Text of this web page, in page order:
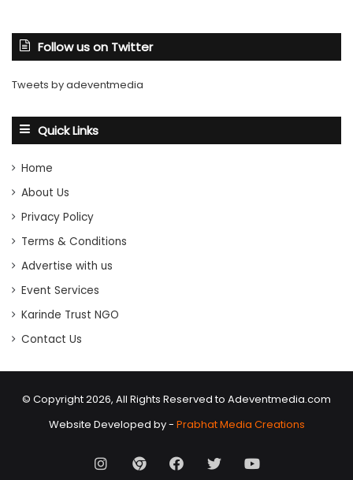
Follow us on Twitter
Tweets by adeventmedia
Quick Links
Home
About Us
Privacy Policy
Terms & Conditions
Advertise with us
Event Services
Karinde Trust NGO
Contact Us
© Copyright 2026, All Rights Reserved to Adeventmedia.com
Website Developed by - Prabhat Media Creations
Instagram
AD Facebook
X Youtube